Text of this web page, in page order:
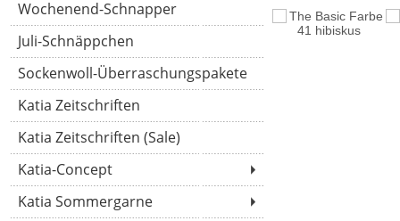
Wochenend-Schnapper
Juli-Schnäppchen
Sockenwoll-Überraschungspakete
Katia Zeitschriften
Katia Zeitschriften (Sale)
Katia-Concept
Katia Sommergarne